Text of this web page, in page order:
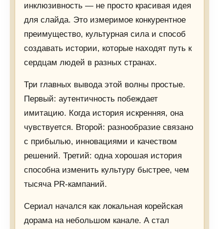
инклюзивность — не просто красивая идея
для слайда. Это измеримое конкурентное
преимущество, культурная сила и способ
создавать истории, которые находят путь к
сердцам людей в разных странах.
Три главных вывода этой волны простые.
Первый: аутентичность побеждает
имитацию. Когда история искренняя, она
чувствуется. Второй: разнообразие связано
с прибылью, инновациями и качеством
решений. Третий: одна хорошая история
способна изменить культуру быстрее, чем
тысяча PR-кампаний.
Сериал начался как локальная корейская
дорама на небольшом канале. А стал